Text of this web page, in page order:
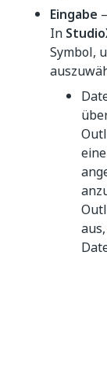
Eingabe
In
Symbol,